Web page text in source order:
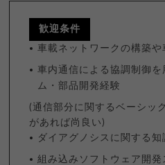
歓迎条件
車載ネットワークの構築
車内通信による協調制御
ム・部品開発経験
(通信部分に関するベーシッ
があれば尚良い)
ダイアグノシスに関する知
組み込みソフトウェア開発